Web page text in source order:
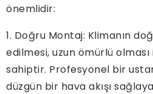
önemlidir:
1. Doğru Montaj: Klimanın
edilmesi, uzun ömürlü
sahiptir. Profesyonel bir
düzgün bir hava akışı